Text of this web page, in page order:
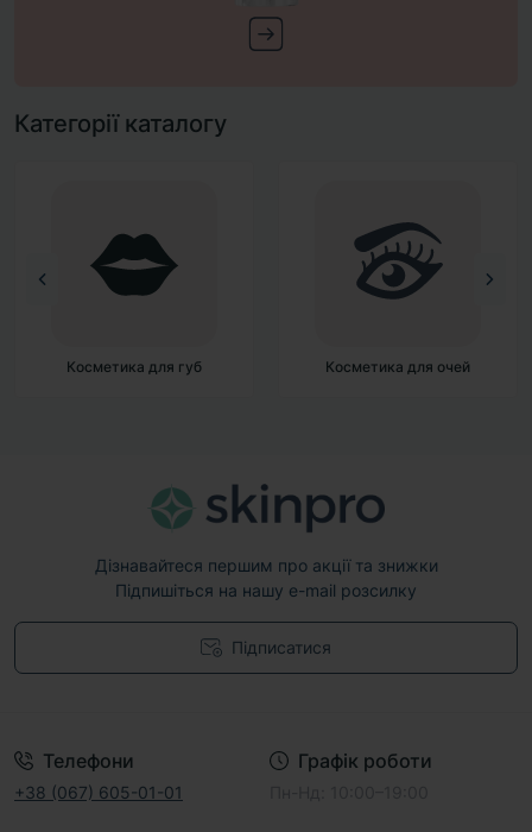
Категорії каталогу
Косметика для губ Косметика для очей
Дізнавайтеся першим про акції та знижки
Підпишіться на нашу e-mail розсилку
Підписатися
Телефони
+38 (067) 605-01-01
Графік роботи